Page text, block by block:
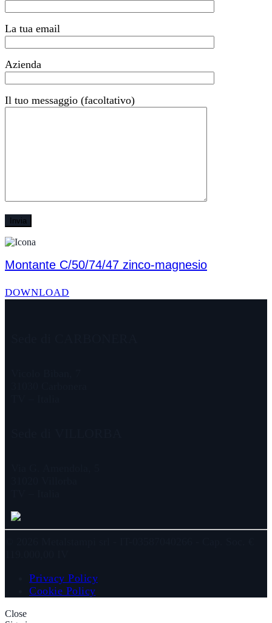
La tua email
Azienda
Il tuo messaggio (facoltativo)
Montante C/50/74/47 zinco-magnesio
DOWNLOAD
Privacy Policy
Cookie Policy
Close